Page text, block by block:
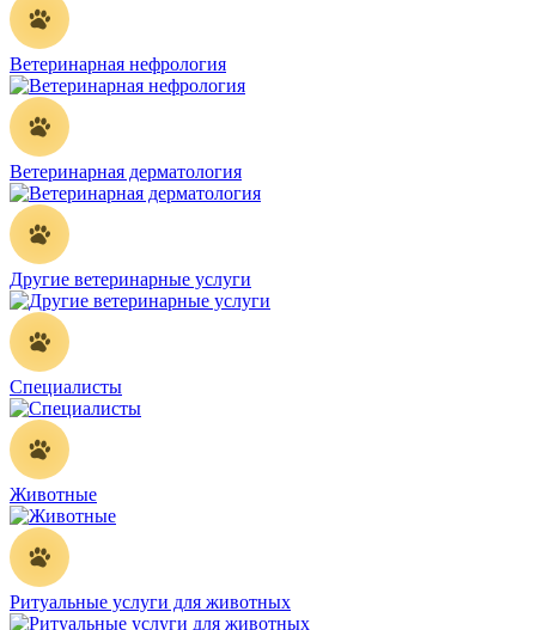
Ветеринарная нефрология
Ветеринарная дерматология
Другие ветеринарные услуги
Специалисты
Животные
Ритуальные услуги для животных